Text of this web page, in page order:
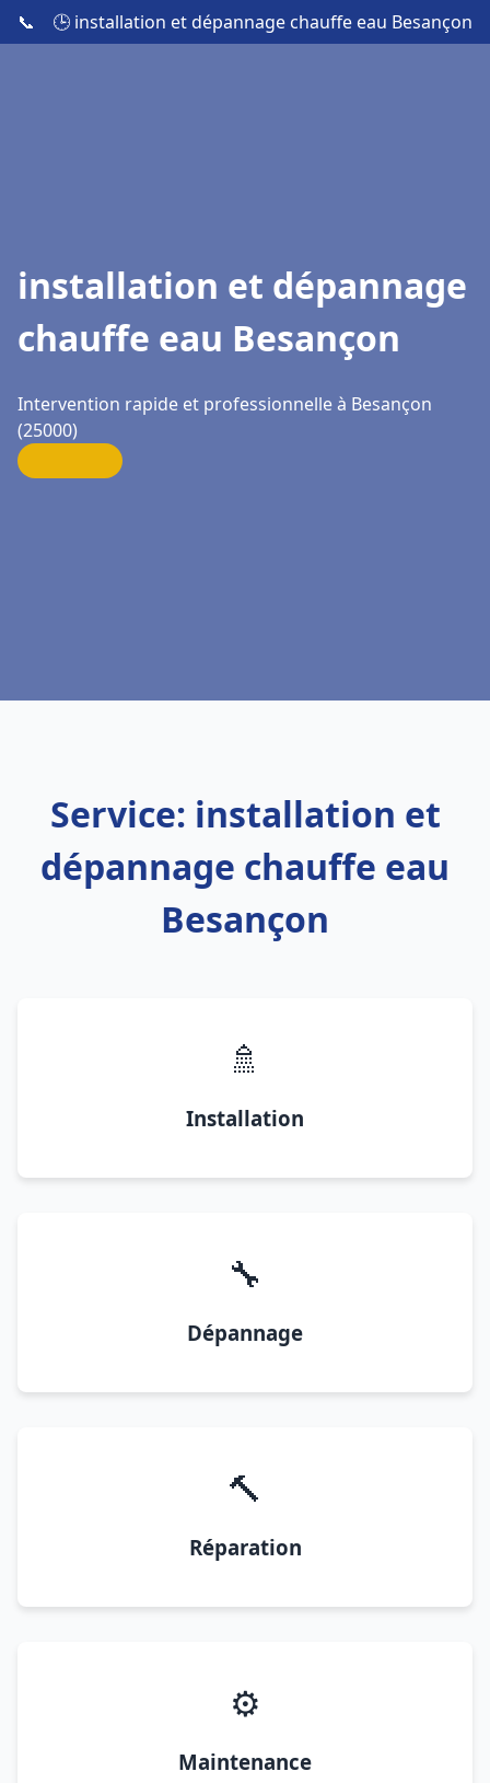
📞 🕒 installation et dépannage chauffe eau Besançon
installation et dépannage
chauffe eau Besançon
Intervention rapide et professionnelle à Besançon
(25000)
Service: installation et
dépannage chauffe eau
Besançon
🚿
Installation
🔧
Dépannage
🔨
Réparation
⚙️
Maintenance